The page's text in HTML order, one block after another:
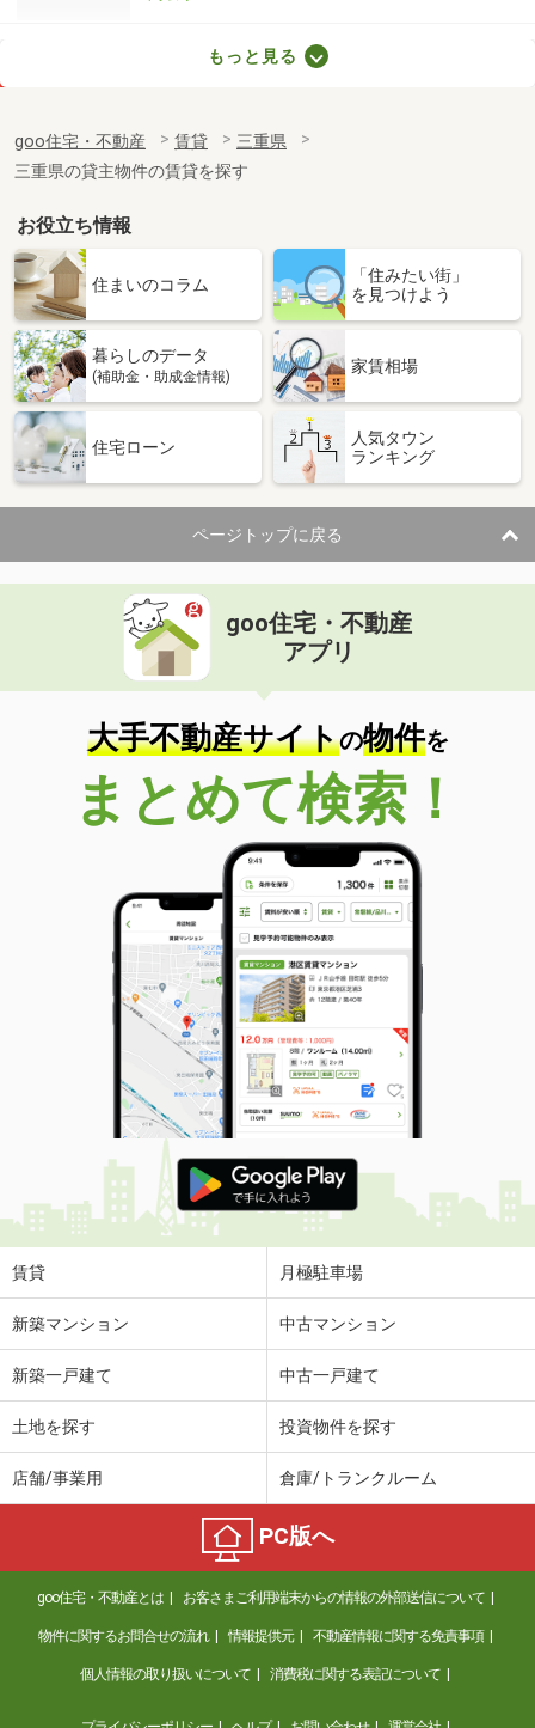
三重県四日市市高浜新町
専有面積
23.18m²
間取り
1K
三重県四日市市大字塩浜
価 格
4.10万円
三重県四日市市大字塩浜
専有面積 23.61m²
間取り
三重県四日市市高浜新町
住 所
三重県四日市市高浜新町
専有面積 23.18m²
間取り
1K
三重県三重郡川越町大字当新田
価 格
住 所
三重県三重郡川越町大字当新田
専有面積 21.81m²
間取り
1K
三重県松阪市松崎浦町
価 格
4.30万円
三重県松阪市松崎浦町
41.99m²
間取り
1LDK
三重県四日市市高浜新町
価 格
4.20万円
住 所
三重県四日市市高浜新町
専有面積 23.18m²
間取り
1K
三重県四日市市高浜新町
価 格
4万円
住 所
三重県四日市市高浜新町
専有面積
三重県四日市市高浜新町
4.20万円
三重県三重郡朝日町大字縄生
4.50万円
住 所
三重県三重郡朝日町大字縄生
専有面積 23.61m²
間取り
1K
三重県四日市市高浜新町
もっと見る
goo住宅・不動産 賃貸
三重県
三重県の貸主物件の賃貸を探す
お役立ち情報
住まいのコラム
「住みたい街」
を見つけよう
暮らしのデータ
(補助金・助成金情報)
家賃相場
住宅ローン
人気タウン
ランキング
ページトップに戻る
goo住宅・不動産
アプリ
大手不動産サイトの物件を
まとめて検索！
賃貸 月極駐車場
新築マンション 中古マンション
新築一戸建て 中古一戸建て
土地を探す 投資物件を探す
店舗/事業用 倉庫/トランクルーム
PC版へ
goo住宅・不動産とは お客さまご利用端末からの情報の外部送信について
物件に関するお問合せの流れ 情報提供元 不動産情報に関する免責事項
個人情報の取り扱いについて 消費税に関する表記について